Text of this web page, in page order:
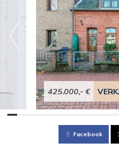
425.000,- €
Facebook